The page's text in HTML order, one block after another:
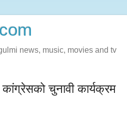
news, music, movies and tv
चुनावी कार्यक्रम